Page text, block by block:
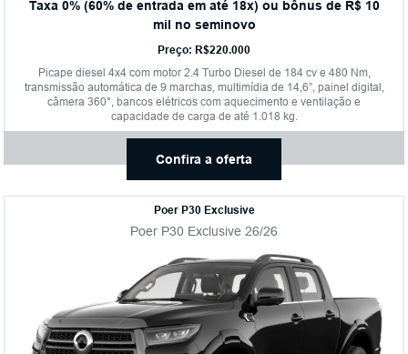
Taxa 0% (60% de entrada em até 18x) ou bônus de R$ 10
mil no seminovo
Preço: R$220.000
Picape diesel 4x4 com motor 2.4 Turbo Diesel de 184 cv e 480 Nm,
transmissão automática de 9 marchas, multimídia de 14,6”, painel digital,
câmera 360°, bancos elétricos com aquecimento e ventilação e
capacidade de carga de até 1.018 kg.
Confira a oferta
Poer P30 Exclusive
Poer P30 Exclusive 26/26